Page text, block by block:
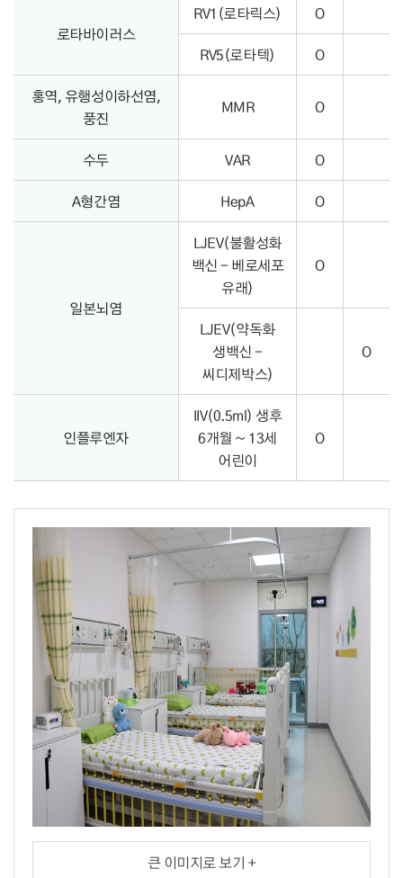
로타바이러스
RV1(로타릭스)
O
RV5(로타텍)
O
홍역, 유행성이하선염,
풍진
MMR O
수두 VAR
O
A형간염
HepA O
일본뇌염
LJEV(불활성화
백신 - 베로세포
유래)
O
LJEV(약독화
생백신 -
씨디제박스)
O
인플루엔자
IIV(0.5ml) 생후
6개월 ~ 13세
어린이
O
큰 이미지로 보기 +